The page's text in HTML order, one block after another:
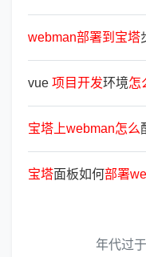
webman部署到 宝塔
vue 项 目开发环境怎
宝塔上webman怎么
宝塔面板如何 部署
年代过